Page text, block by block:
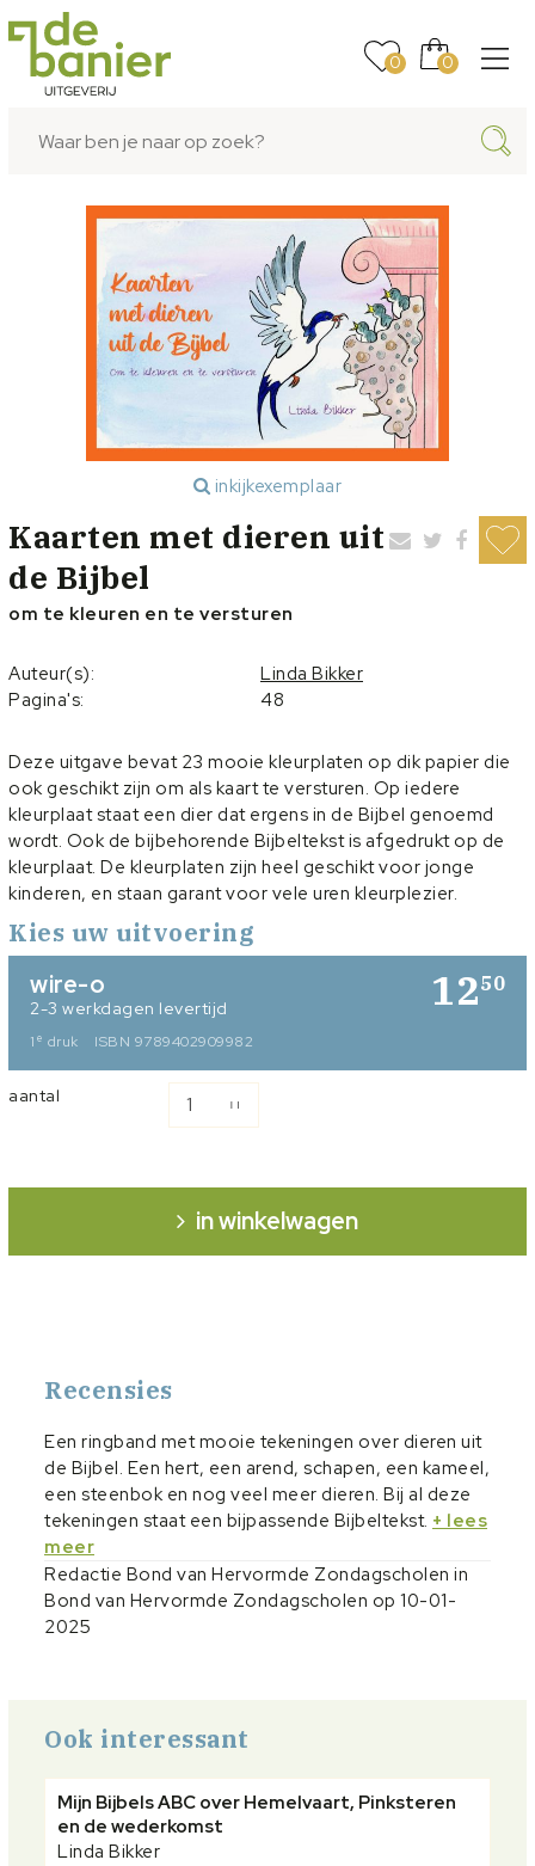
0 0
inkijkexemplaar
Kaarten met dieren uit
de Bijbel
om te kleuren en te versturen
Auteur(s):
Linda Bikker
Pagina's:
48
Deze uitgave bevat 23 mooie kleurplaten op dik papier die
ook geschikt zijn om als kaart te versturen. Op iedere
kleurplaat staat een dier dat ergens in de Bijbel genoemd
wordt. Ook de bijbehorende Bijbeltekst is afgedrukt op de
kleurplaat. De kleurplaten zijn heel geschikt voor jonge
kinderen, en staan garant voor vele uren kleurplezier.
Kies uw uitvoering
1250
wire-o
2-3 werkdagen levertijd
1 e druk ISBN 9789402909982
aantal
in winkelwagen
Recensies
Een ringband met mooie tekeningen over dieren uit
de Bijbel. Een hert, een arend, schapen, een kameel,
een steenbok en nog veel meer dieren. Bij al deze
tekeningen staat een bijpassende Bijbeltekst. + lees
meer
Redactie Bond van Hervormde Zondagscholen in
Bond van Hervormde Zondagscholen op 10-01-
2025
Ook interessant
Mijn Bijbels ABC over Hemelvaart, Pinksteren
en de wederkomst
Linda Bikker